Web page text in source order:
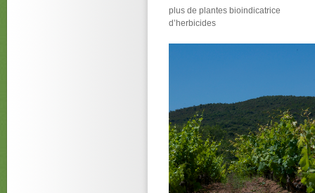
plus de plantes bioindicatrice
d’herbicides